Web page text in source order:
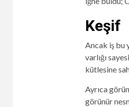
Keşif
Ancak iş bu
varlığı
kütlesine
Ayrıca
görünür